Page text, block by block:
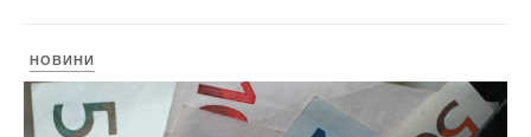
НОВИНИ